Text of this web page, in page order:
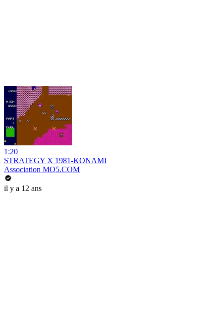
1:20
STRATEGY X 1981-KONAMI
Association MO5.COM
il y a 12 ans